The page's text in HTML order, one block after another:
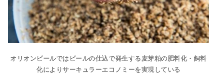
オリオンビールではビールの仕込で発生する麦芽粕の肥料化・飼料
化によりサーキュラーエコノミーを実現している